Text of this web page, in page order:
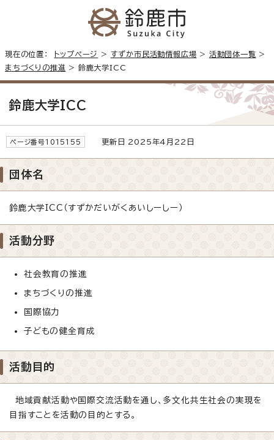
現在の位置： トップページ > すずか市民活動情報広場 > 活動団体一覧 >
まちづくりの推進 > 鈴鹿大学ICC
鈴鹿大学ICC
ページ番号1015155 更新日 2025年4月22日
団体名
鈴鹿大学ICC（すずかだいがくあいしーしー）
活動分野
社会教育の推進
まちづくりの推進
国際協力
子どもの健全育成
活動目的
地域貢献活動や国際交流活動を通し、多文化共生社会の実現を
目指すことを活動の目的とする。